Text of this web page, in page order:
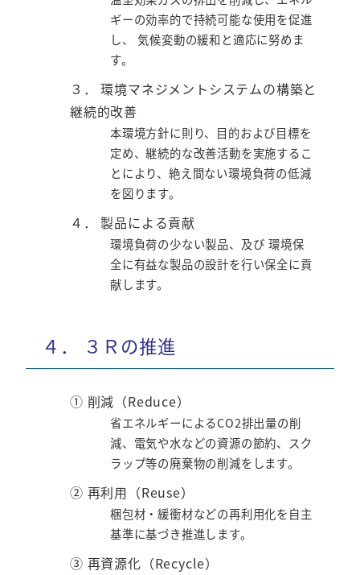
ギーの効率的で持続可能な使用を促進
し、 気候変動の緩和と適応に努めま
す。
３． 環境マネジメントシステムの構築と
継続的改善
本環境方針に則り、目的および目標を
定め、継続的な改善活動を実施するこ
とにより、絶え間ない環境負荷の低減
を図ります。
４． 製品による貢献
環境負荷の少ない製品、及び 環境保
全に有益な製品の設計を行い保全に貢
献します。
４． ３Ｒの推進
① 削減（Reduce）
省エネルギーによるCO2排出量の削
減、電気や水などの資源の節約、スク
ラップ等の廃棄物の削減をします。
② 再利用（Reuse）
梱包材・緩衝材などの再利用化を自主
基準に基づき推進します。
③ 再資源化（Recycle）